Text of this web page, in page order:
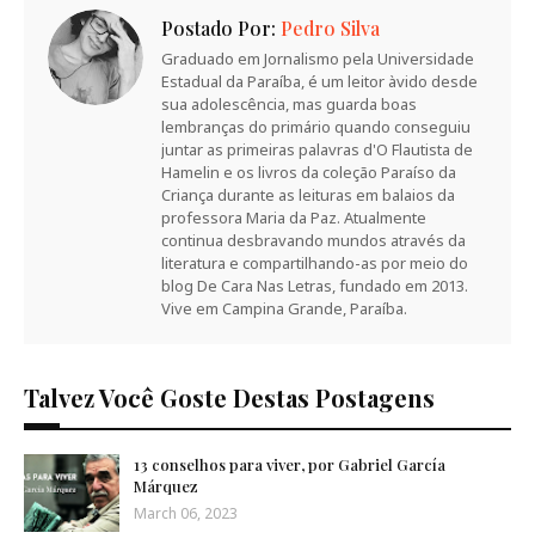
Postado Por: Pedro Silva
Graduado em Jornalismo pela Universidade
Estadual da Paraíba, é um leitor àvido desde
sua adolescência, mas guarda boas
lembranças do primário quando conseguiu
juntar as primeiras palavras d'O Flautista de
Hamelin e os livros da coleção Paraíso da
Criança durante as leituras em balaios da
professora Maria da Paz. Atualmente
continua desbravando mundos através da
literatura e compartilhando-as por meio do
blog De Cara Nas Letras, fundado em 2013.
Vive em Campina Grande, Paraíba.
Talvez Você Goste Destas Postagens
13 conselhos para viver, por Gabriel García
Márquez
March 06, 2023